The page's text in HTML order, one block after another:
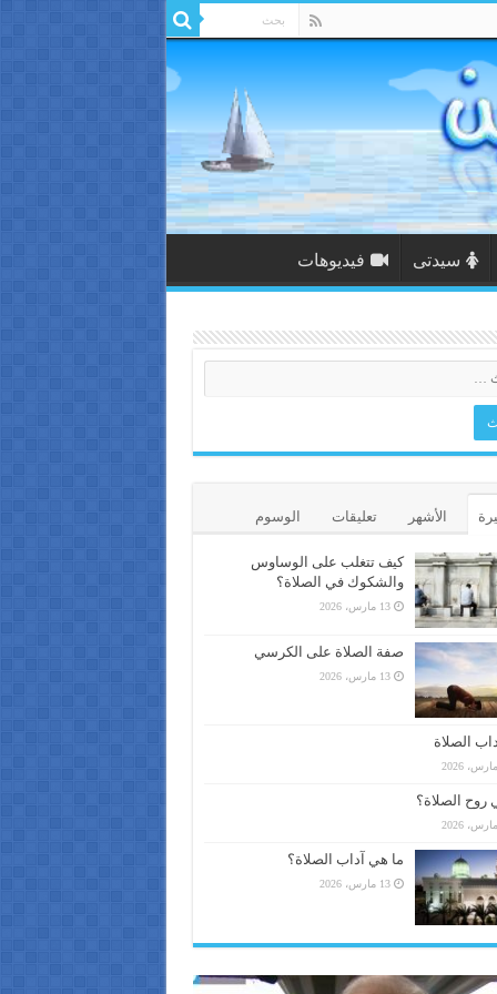
سيدتى فيديوهات
الأشهر تعليقات الوسوم
كيف تتغلب على الوساوس
والشكوك في الصلاة؟
13 مارس، 2026
صفة الصلاة على الكرسي
13 مارس، 2026
الصلاة
روح الصلاة؟
ما هي آداب الصلاة؟
13 مارس، 2026